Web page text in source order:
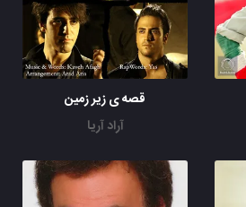
قصه ی زیر زمین
آراد آریا